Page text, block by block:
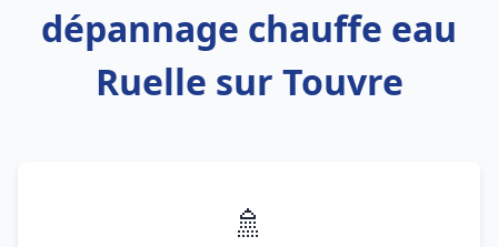
dépannage chauffe eau
Ruelle sur Touvre
🚿